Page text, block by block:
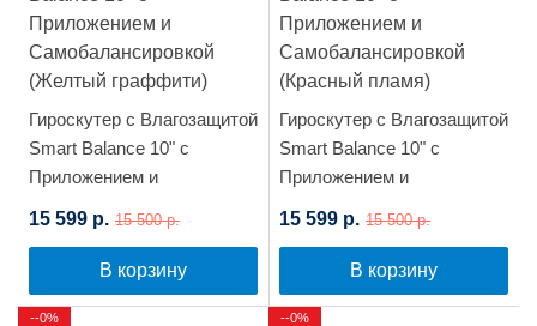
Гироскутер с Влагозащитой
Smart Balance 10" c
Приложением и
(Желтый граффити)
15 599 р. 15 500 р.
В корзину
Гироскутер с Влагозащитой
Smart Balance 10" c
Приложением и
(Красный пламя)
15 599 р. 15 500 р.
В корзину
--0% --0%